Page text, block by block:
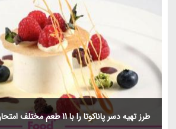
طرز تهیه دسر پاناکوتا را با 11 طعم مختلف امتحان کنید